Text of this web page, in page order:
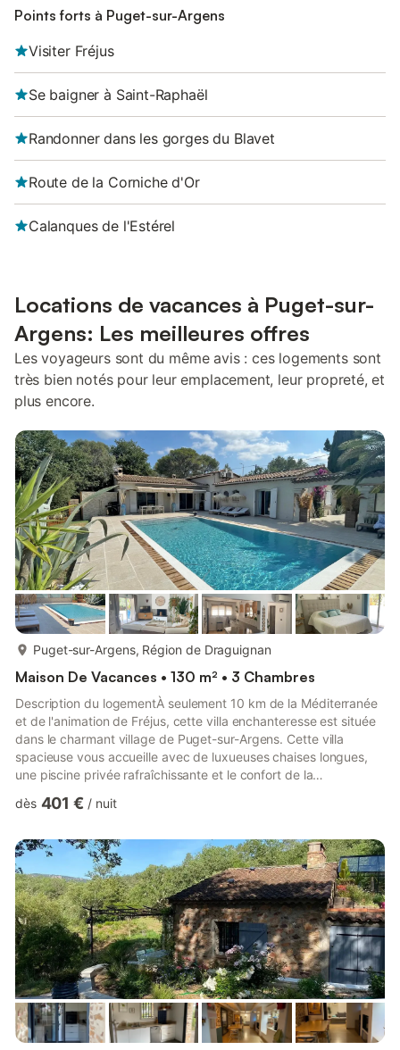
Points forts à Puget-sur-Argens
Visiter Fréjus
Se baigner à Saint-Raphaël
Randonner dans les gorges du Blavet
Route de la Corniche d'Or
Calanques de l'Estérel
Locations de vacances à Puget-sur-
Argens: Les meilleures offres
Les voyageurs sont du même avis : ces logements sont
très bien notés pour leur emplacement, leur propreté, et
plus encore.
Puget-sur-Argens, Région de Draguignan
Maison De Vacances • 130 m² • 3 Chambres
Description du logementÀ seulement 10 km de la Méditerranée
et de l'animation de Fréjus, cette villa enchanteresse est située
dans le charmant village de Puget-sur-Argens. Cette villa
spacieuse vous accueille avec de luxueuses chaises longues,
une piscine privée rafraîchissante et le confort de la
terrasse ou cherchez l'ombre sous le grand parasol. Le
agréables. Vos vacances de rêve commencent ici !Bienvenue à
Puget-sur-Argens, un joyau pittoresque situé à seulement 10
km ...
dès 401 € / nuit